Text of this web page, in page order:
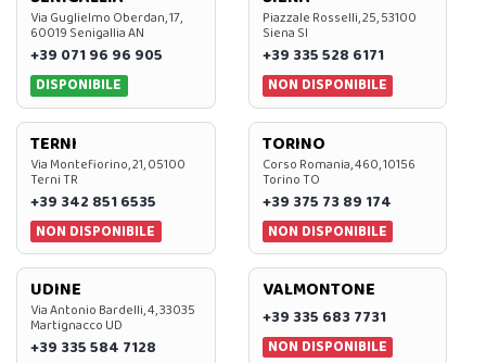
Via Guglielmo Oberdan, 17,
60019 Senigallia AN
+39 071 96 96 905
DISPONIBILE
Piazzale Rosselli, 25, 53100
Siena SI
+39 335 528 6171
NON DISPONIBILE
TERNI
Via Montefiorino, 21, 05100
Terni TR
+39 342 851 6535
NON DISPONIBILE
TORINO
Corso Romania, 460, 10156
Torino TO
+39 375 73 89 174
NON DISPONIBILE
UDINE
Via Antonio Bardelli, 4, 33035
Martignacco UD
+39 335 584 7128
VALMONTONE
+39 335 683 7731
NON DISPONIBILE